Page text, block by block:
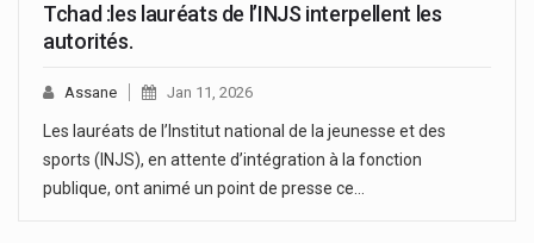
Tchad :les lauréats de l’INJS interpellent les
autorités.
Assane Jan 11, 2026
Les lauréats de l’Institut national de la jeunesse et des
sports (INJS), en attente d’intégration à la fonction
publique, ont animé un point de presse ce…